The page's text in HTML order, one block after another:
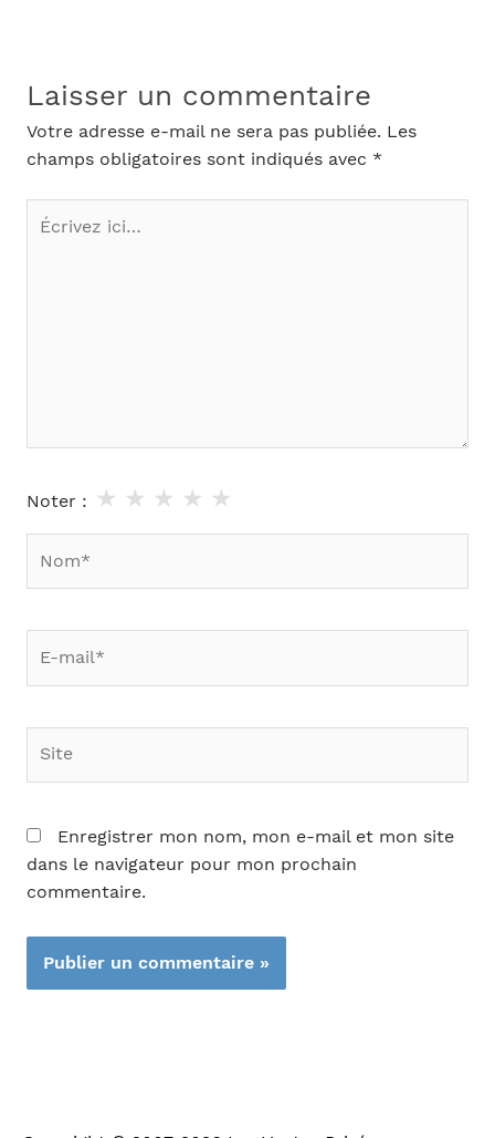
Laisser un commentaire
Votre adresse e-mail ne sera pas publiée. Les
champs obligatoires sont indiqués avec *
Écrivez
ici…
Noter : ★
★
★
★
★
Enregistrer mon nom, mon e-mail et mon site
dans le navigateur pour mon prochain
commentaire.